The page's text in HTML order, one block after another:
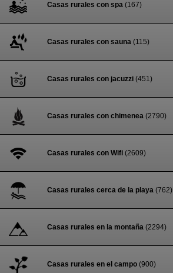
Casas rurales con spa (167)
Casas rurales con sauna (115)
Casas rurales con jacuzzi (451)
Casas rurales con chimenea (2790)
Casas rurales con Wifi (2609)
Casas rurales cerca de la playa (762)
Casas rurales en la montaña (2294)
Casas rurales en el campo (900)